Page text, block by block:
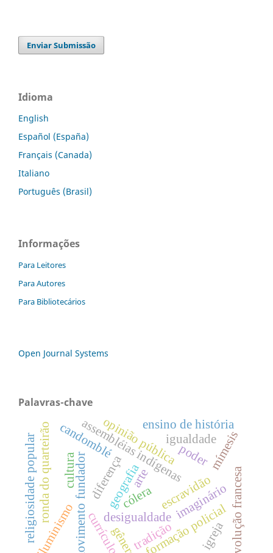
Enviar Submissão
Idioma
English
Español (España)
Français (Canada)
Italiano
Português (Brasil)
Informações
Para Leitores
Para Autores
Para Bibliotecários
Open Journal Systems
Palavras-chave
desigualdade
diferença escravidão
movimento fundador
assembléias indígenas
geografia
candomblé
cultura poder
imagináriorevolução francesa
iluminismo
opinião pública
formação policial
ronda do quarteirão arte
mímesis
ensino de história
currículo
igualdade
cólera
tradição
religiosidade popular gênero igreja